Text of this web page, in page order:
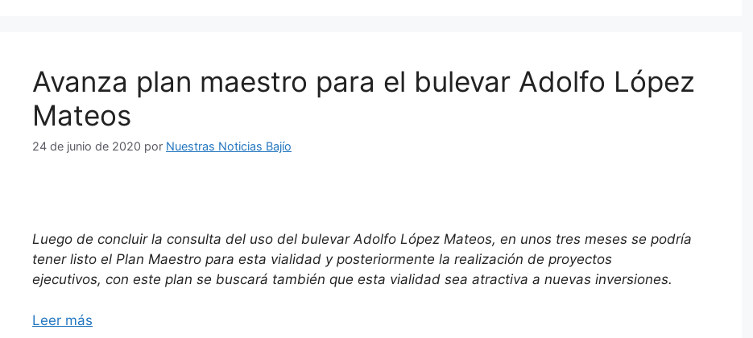
Avanza plan maestro para el bulevar Adolfo López
Mateos
24 de junio de 2020 por Nuestras Noticias Bajío
Luego de concluir la consulta del uso del bulevar Adolfo López Mateos, en unos tres meses se podría
tener listo el Plan Maestro para esta vialidad y posteriormente la realización de proyectos
ejecutivos, con este plan se buscará también que esta vialidad sea atractiva a nuevas inversiones.
Leer más